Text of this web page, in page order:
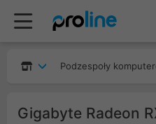
Podzespoły
Gigabyte Radeon